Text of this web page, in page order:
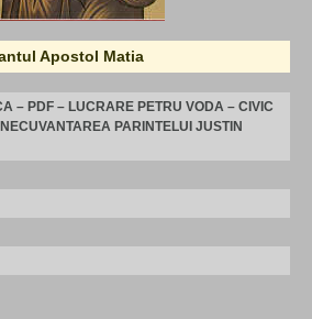
Apostol Matia
– PDF – LUCRARE PETRU VODA – CIVIC
PARINTELUI JUSTIN